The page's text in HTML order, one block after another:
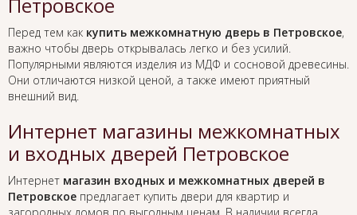
Перед тем как купить межкомнатную дверь в Петровское,
важно чтобы дверь открывалась легко и без усилий.
Популярными являются изделия из МДФ и сосновой древесины.
Они отличаются низкой ценой, а также имеют приятный
внешний вид.
Интернет магазины межкомнатных
и входных дверей Петровское
Интернет магазин входных и межкомнатных дверей в
Петровское предлагает купить двери для квартир и